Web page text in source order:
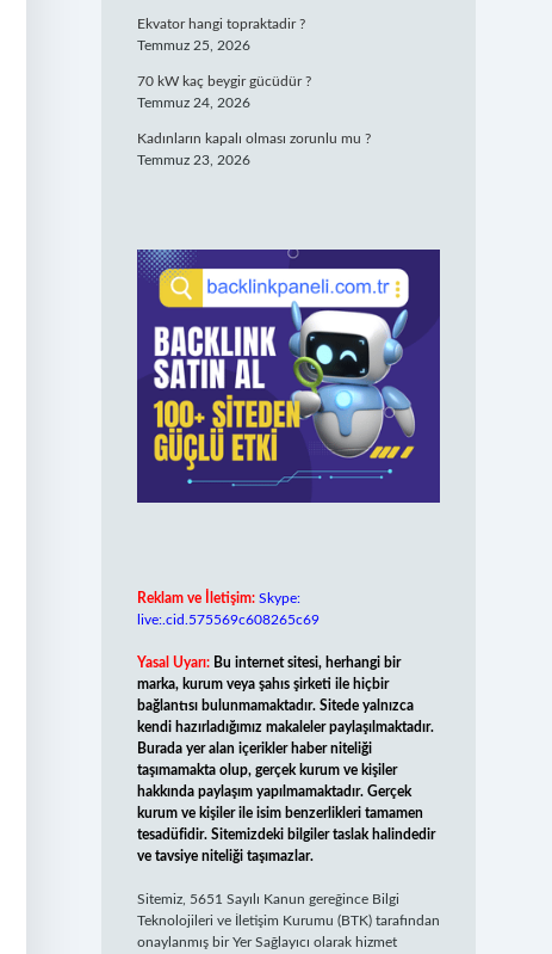
Ekvator hangi topraktadir ?
Temmuz 25, 2026
70 kW kaç beygir gücüdür ?
Temmuz 24, 2026
Kadınların kapalı olması zorunlu mu ?
Temmuz 23, 2026
Reklam ve İletişim: Skype:
live:.cid.575569c608265c69
Yasal Uyarı: Bu internet sitesi, herhangi bir
marka, kurum veya şahıs şirketi ile hiçbir
bağlantısı bulunmamaktadır. Sitede yalnızca
kendi hazırladığımız makaleler paylaşılmaktadır.
Burada yer alan içerikler haber niteliği
taşımamakta olup, gerçek kurum ve kişiler
hakkında paylaşım yapılmamaktadır. Gerçek
kurum ve kişiler ile isim benzerlikleri tamamen
tesadüfidir. Sitemizdeki bilgiler taslak halindedir
ve tavsiye niteliği taşımazlar.
Sitemiz, 5651 Sayılı Kanun gereğince Bilgi
Teknolojileri ve İletişim Kurumu (BTK) tarafından
onaylanmış bir Yer Sağlayıcı olarak hizmet